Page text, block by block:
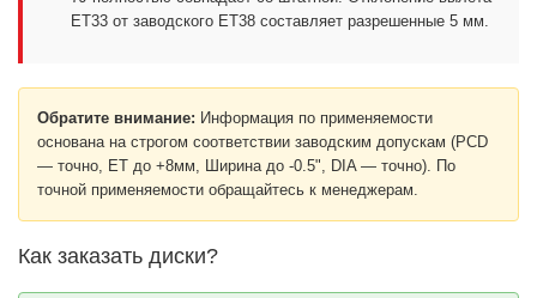
ET33 от заводского ET38 составляет разрешенные 5 мм.
Обратите внимание: Информация по применяемости
основана на строгом соответствии заводским допускам (PCD
— точно, ET до +8мм, Ширина до -0.5", DIA — точно). По
точной применяемости обращайтесь к менеджерам.
Как заказать диски?